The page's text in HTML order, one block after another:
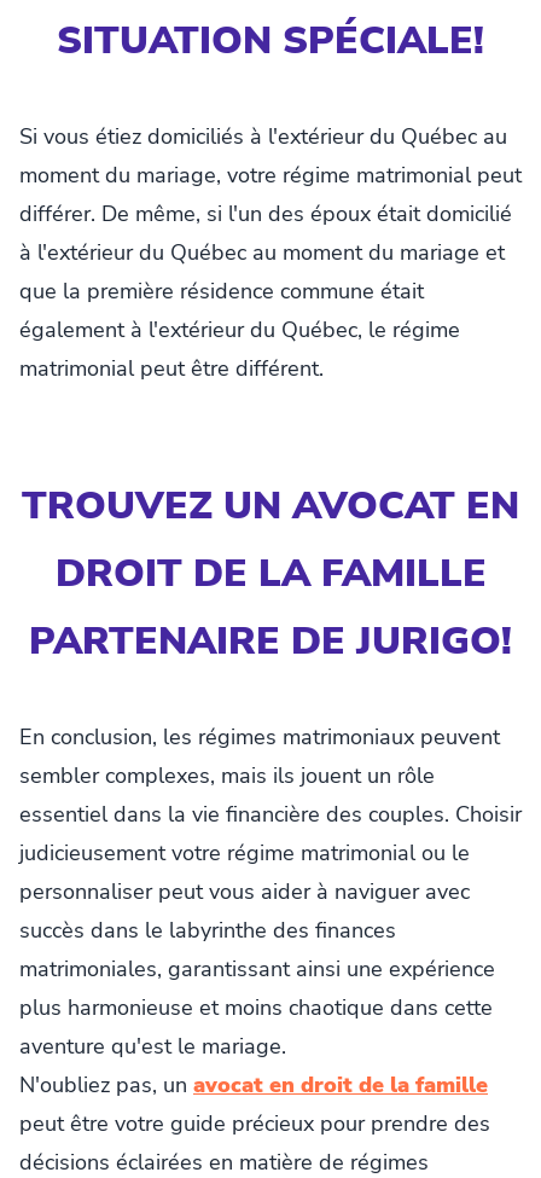
SITUATION SPÉCIALE!
Si vous étiez domiciliés à l'extérieur du Québec au
moment du mariage, votre régime matrimonial peut
différer. De même, si l'un des époux était domicilié
à l'extérieur du Québec au moment du mariage et
que la première résidence commune était
également à l'extérieur du Québec, le régime
matrimonial peut être différent.
TROUVEZ UN AVOCAT EN
DROIT DE LA FAMILLE
PARTENAIRE DE JURIGO!
En conclusion, les régimes matrimoniaux peuvent
sembler complexes, mais ils jouent un rôle
essentiel dans la vie financière des couples. Choisir
judicieusement votre régime matrimonial ou le
personnaliser peut vous aider à naviguer avec
succès dans le labyrinthe des finances
matrimoniales, garantissant ainsi une expérience
plus harmonieuse et moins chaotique dans cette
aventure qu'est le mariage.
N'oubliez pas, un avocat en droit de la famille
peut être votre guide précieux pour prendre des
décisions éclairées en matière de régimes